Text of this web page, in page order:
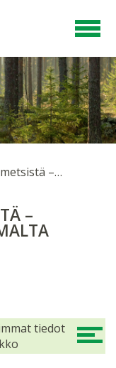
Rahaa ja työtä metsistä – tuoreimmat tiedot omalta alueeltasi
–
tiedot